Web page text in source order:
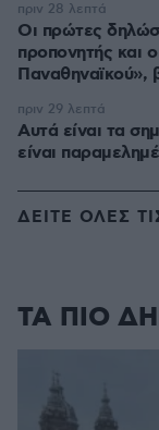
Οι πρώτες
προπονητής και
Παναθηναϊκού»,
πριν 28 λεπτά
Αυτά είναι τα
είναι
πριν 29 λεπτά
ΔΕΙΤΕ ΟΛΕΣ
ΤΑ ΠΙΟ